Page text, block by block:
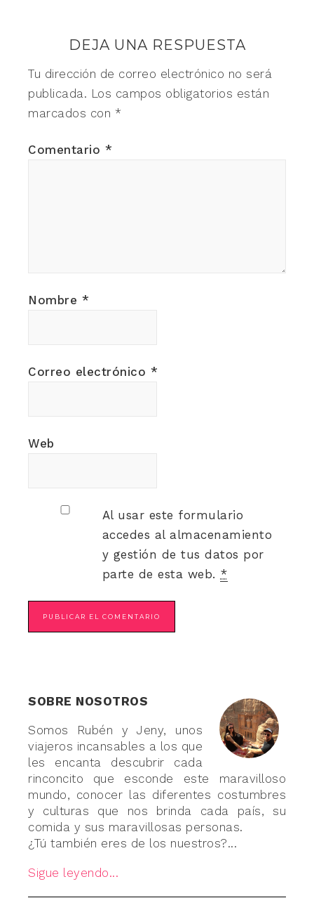
DEJA UNA RESPUESTA
Tu dirección de correo electrónico no será
publicada. Los campos obligatorios están
marcados con *
Comentario *
Nombre *
Correo electrónico *
Web
Al usar este formulario
accedes al almacenamiento
y gestión de tus datos por
parte de esta web. *
SOBRE NOSOTROS
Somos Rubén y Jeny, unos
viajeros incansables a los que
les encanta descubrir cada
rinconcito que esconde este maravilloso
mundo, conocer las diferentes costumbres
y culturas que nos brinda cada país, su
comida y sus maravillosas personas.
¿Tú también eres de los nuestros?...
Sigue leyendo...